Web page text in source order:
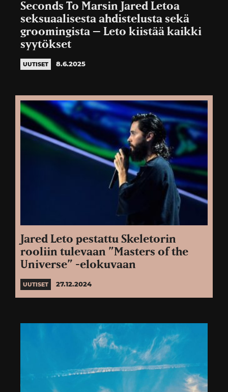
Seconds To Marsin Jared Letoa
seksuaalisesta ahdistelusta sekä
groomingista – Leto kiistää kaikki
syytökset
UUTISET 8.6.2025
Jared Leto pestattu Skeletorin
rooliin tulevaan ”Masters of the
Universe” -elokuvaan
UUTISET 27.12.2024